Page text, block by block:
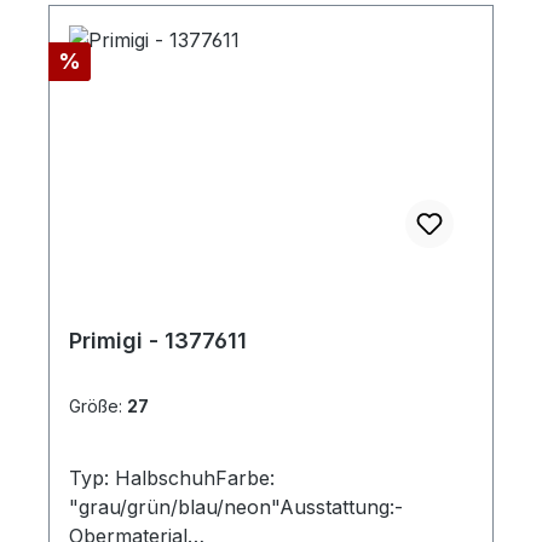
Rabatt
%
Primigi - 1377611
Größe: 27
Typ: HalbschuhFarbe:
"grau/grün/blau/neon"Ausstattung:-
Obermaterial